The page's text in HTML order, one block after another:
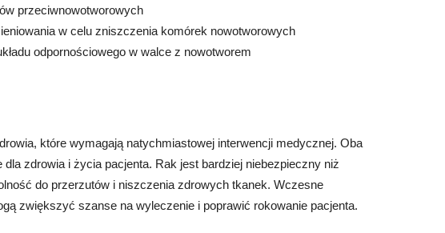
przeciwnowotworowych
w celu zniszczenia komórek nowotworowych
odpornościowego w walce z nowotworem
które wymagają natychmiastowej interwencji medycznej. Oba
zdrowia i życia pacjenta. Rak jest bardziej niebezpieczny niż
do przerzutów i niszczenia zdrowych tkanek. Wczesne
zwiększyć szanse na wyleczenie i poprawić rokowanie pacjenta.